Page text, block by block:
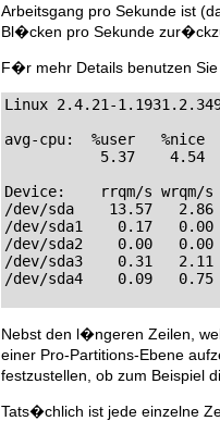
Arbeitsgang pro Sekunde ist
Bl�cken pro Sekunde
F�r mehr Details benutzen
Linux 2.4.21-
avg-cpu:  %user   %nice
5.37    4.54
Device:    rrqm/s
/dev/sda    13.57
/dev/sda1    0.17
/dev/sda2    0.00
/dev/sda3    0.31
/dev/sda4    0.09
Nebst den l�ngeren Zeilen,
einer Pro-Partitions-Ebene
festzustellen, ob zum Beispiel
Tats�chlich ist jede einzelne